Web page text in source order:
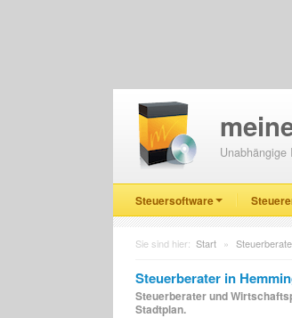
Unabhängige
Steuersoftware
Sie sind hier: Start »
Steuerberater in
Steuerberater und
Stadtplan.